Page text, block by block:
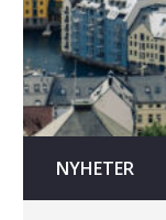
NYHETER